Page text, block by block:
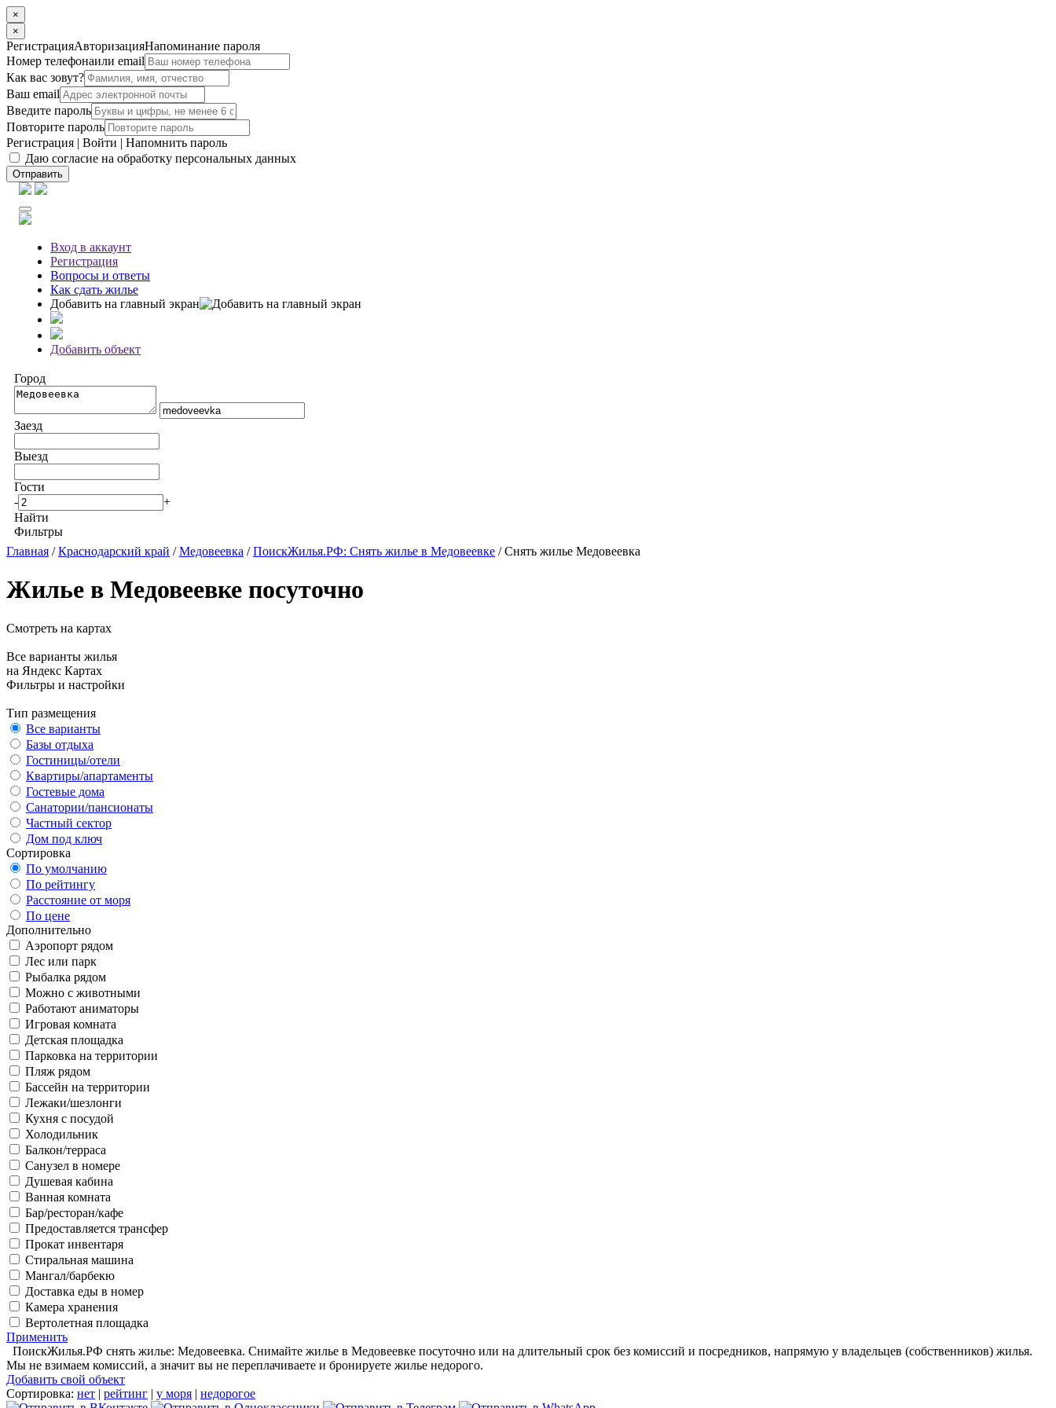
×
×
РегистрацияАвторизацияНапоминание пароля
Номер телефонаили email
Как вас зовут?
Ваш email
Введите пароль
Повторите пароль
Регистрация | Войти | Напомнить пароль
Даю согласие на обработку персональных данных
Отправить
Вход в аккаунт
Регистрация
Вопросы и ответы
Как сдать жилье
Добавить на главный экран
Добавить объект
Город
Заезд
Выезд
Гости
-
+
Найти
Фильтры
Главная /Краснодарский край /Медовеевка /ПоискЖилья.РФ: Снять жилье в Медовеевке / Снять жилье Медовеевка
Жилье в Медовеевке посуточно
Смотреть на картах
Все варианты жилья
на Яндекс Картах
Фильтры и настройки
Тип размещения
Все варианты
Базы отдыха
Гостиницы/отели
Квартиры/апартаменты
Гостевые дома
Санатории/пансионаты
Частный сектор
Дом под ключ
Сортировка
По умолчанию
По рейтингу
Расстояние от моря
По цене
Дополнительно
Аэропорт рядом
Лес или парк
Рыбалка рядом
Можно с животными
Работают аниматоры
Игровая комната
Детская площадка
Парковка на территории
Пляж рядом
Бассейн на территории
Лежаки/шезлонги
Кухня с посудой
Холодильник
Балкон/терраса
Санузел в номере
Душевая кабина
Ванная комната
Бар/ресторан/кафе
Предоставляется трансфер
Прокат инвентаря
Стиральная машина
Мангал/барбекю
Доставка еды в номер
Камера хранения
Вертолетная площадка
Применить
ПоискЖилья.РФ снять жилье: Медовеевка. Снимайте жилье в Медовеевке посуточно или на длительный срок без комиссий и посредников, напрямую у владельцев (собственников) жилья.
Мы не взимаем комиссий, а значит вы не переплачиваете и бронируете жилье недорого.
Добавить свой объект
Сортировка: нет | рейтинг | у моря | недорогое